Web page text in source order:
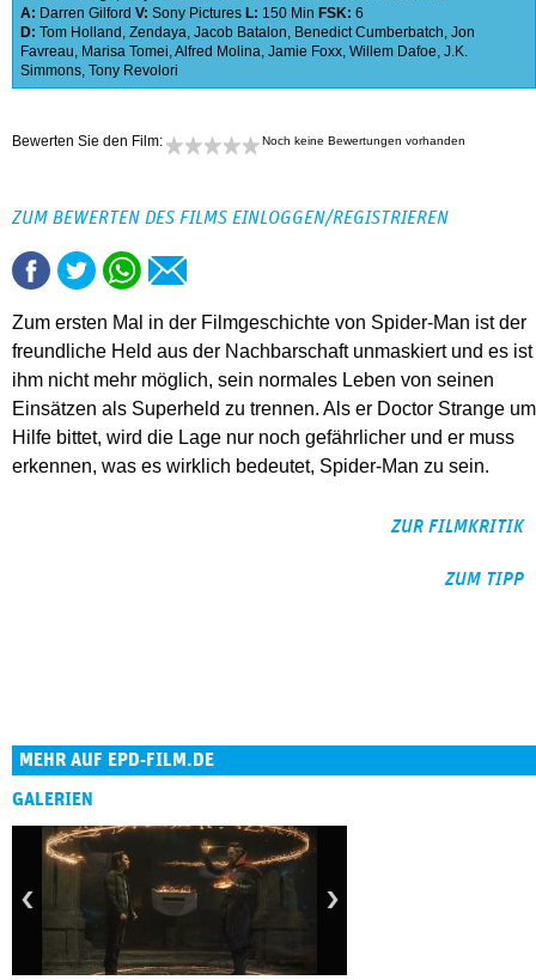
A: Darren Gilford V: Sony Pictures L: 150 Min FSK: 6
D: Tom Holland , Zendaya, Jacob Batalon, Benedict Cumberbatch, Jon
Favreau, Marisa Tomei,Alfred Molina, Jamie Foxx, Willem Dafoe, J.K.
Simmons, Tony Revolori
Bewerten Sie den Film: Noch keine Bewertungen vorhanden
ZUM BEWERTEN DES FILMS EINLOGGEN/REGISTRIEREN
Zum ersten Mal in der Filmgeschichte von Spider-Man ist der
freundliche Held aus der Nachbarschaft unmaskiert und es ist
ihm nicht mehr möglich, sein normales Leben von seinen
Einsätzen als Superheld zu trennen. Als er Doctor Strange um
Hilfe bittet, wird die Lage nur noch gefährlicher und er muss
erkennen, was es wirklich bedeutet, Spider-Man zu sein.
ZUR FILMKRITIK
ZUM TIPP
MEHR AUF EPD-FILM.DE
GALERIEN